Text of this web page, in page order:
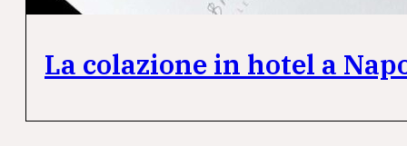
La colazione in hotel a